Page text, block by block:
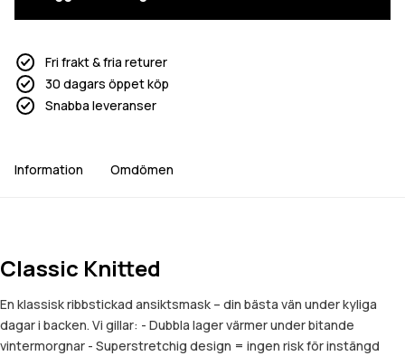
Fri frakt & fria returer
30 dagars öppet köp
Snabba leveranser
Information Omdömen
Classic Knitted
En klassisk ribbstickad ansiktsmask – din bästa vän under kyliga
dagar i backen. Vi gillar: - Dubbla lager värmer under bitande
vintermorgnar - Superstretchig design = ingen risk för instängd